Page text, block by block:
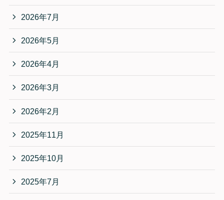
2026年7月
2026年5月
2026年4月
2026年3月
2026年2月
2025年11月
2025年10月
2025年7月